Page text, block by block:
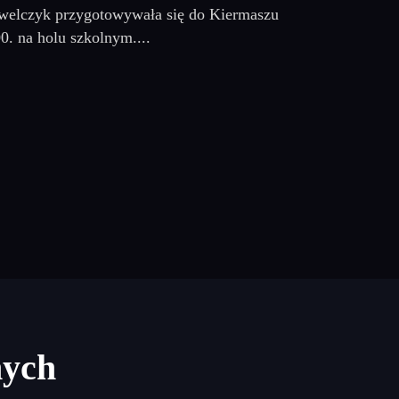
przygotowywała się do Kiermaszu
na holu szkolnym....